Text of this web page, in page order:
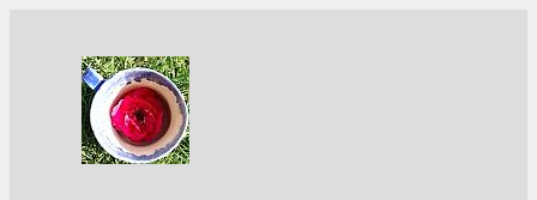
springen